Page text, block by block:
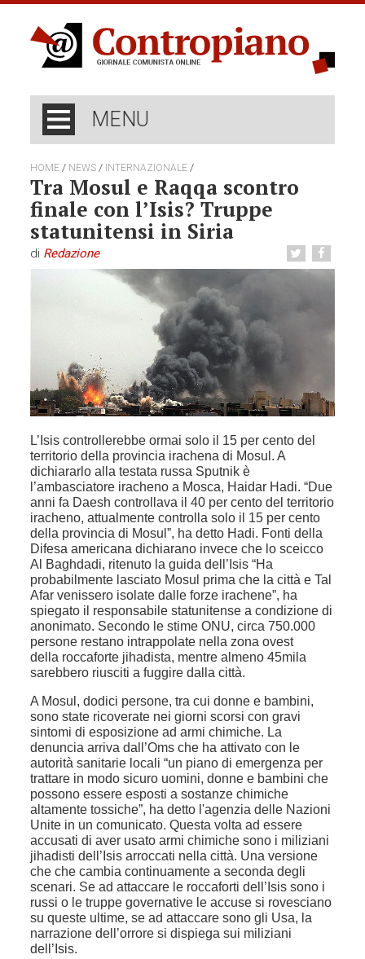
MENU
HOME / NEWS / INTERNAZIONALE /
Tra Mosul e Raqqa scontro
finale con l’Isis? Truppe
statunitensi in Siria
di Redazione
L’ Isis controllerebbe ormai solo il 15 per cento del
territorio della provincia irachena di Mosul.A
dichiararlo alla testata russa Sputnikè
l’ambasciatore iracheno a Mosca, Haidar Hadi. “Due
anni fa Daesh controllava il 40 per cento del territorio
iracheno, attualmente controlla solo il 15 per cento
della provincia di Mosul”, ha detto Hadi. Fonti della
Difesa americana dichiarano invece che lo sceicco
Al Baghdadi, ritenuto la guida dell’Isis “Ha
probabilmente lasciato Mosul prima che la città e Tal
Afar venissero isolate dalle forze irachene”, ha
spiegato il responsabile statunitense a condizione di
anonimato. Secondo le stime ONU, circa750​.000
persone restano intrappolate nella zona ovest
della roccaforte jihadista, mentre almeno 45mila
sarebbero riusciti a fuggire dalla città.
A Mosul, dodici persone, tra cui donne e bambini,
sono state ricoverate nei giorni scorsi con gravi
sintomi di esposizione ad armi chimiche. La
denuncia arriva dall’Oms che ha attivato con le
autorità sanitarie locali “un piano di emergenza per
trattare in modo sicuro uomini, donne e bambini che
possono essere esposti a sostanze chimiche
altamente tossiche”, ha detto l'agenzia delle Nazioni
Unite in un comunicato. Questa volta ad essere
accusati di aver usato armi chimiche sono i miliziani
jihadisti dell’Isis arroccati nella città. Una versione
che che cambia continuamente a seconda degli
scenari. Se ad attaccare le roccaforti dell’Isis sono i
russi o le truppe governative le accuse si rovesciano
su queste ultime, se ad attaccare sono gli Usa, la
narrazione dell’orrore si dispiega sui miliziani
dell’Isis.